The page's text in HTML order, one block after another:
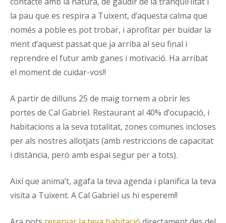
la pau que es respira a Tuixent, d’aquesta calma que
només a poble es pot trobar, i aprofitar per buidar la
ment d’aquest passat que ja arriba al seu final i
reprendre el futur amb ganes i motivació. Ha arribat
el moment de cuidar-vos!!
A partir de dilluns 25 de maig tornem a obrir les
portes de Cal Gabriel. Restaurant al 40% d’ocupació, i
habitacions a la seva totalitat, zones comunes incloses
per als nostres allotjats (amb restriccions de capacitat
i distància, però amb espai segur per a tots).
Així que anima’t, agafa la teva agenda i planifica la teva
visita a Tuixent. A Cal Gabriel us hi esperem!!